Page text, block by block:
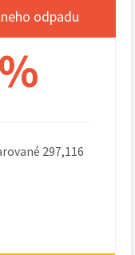
odpadu
297,116